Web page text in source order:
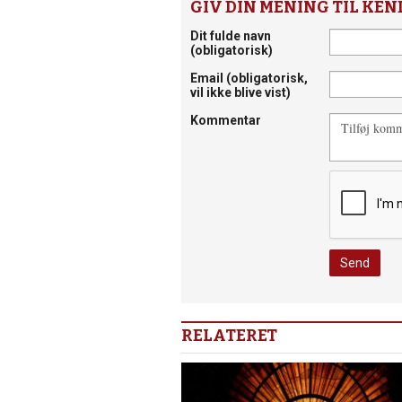
GIV DIN MENING TIL
Dit fulde navn
(obligatorisk)
Email (obligatorisk,
vil ikke blive vist)
Kommentar
RELATERET